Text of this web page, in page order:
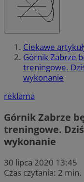
Ciekawe
Górnik Zabrze
treningowe.
wykonanie
reklama
Górnik Zabrze
treningowe.
wykonanie
30 lipca 2020 13:45
Czas czytania: 2 min.